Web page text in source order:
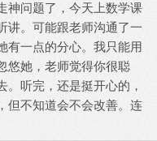
神问题了，今天上数学课
讲。可能跟老师沟通了一
有一点的分心。我只能用
悠她，老师觉得你很聪
。听完，还是挺开心的，
但不知道会不会改善。连